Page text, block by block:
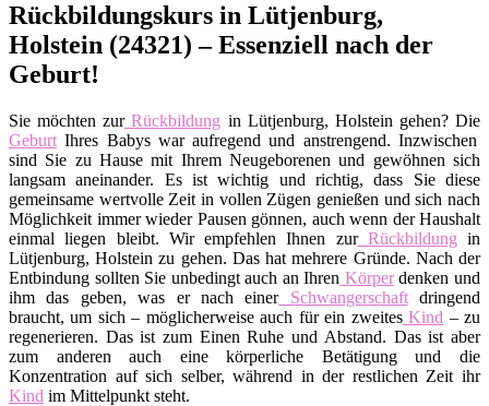
Rückbildungskurs in Lütjenburg,
Holstein (24321) – Essenziell nach der
Geburt!
Sie möchten zurRückbildung in Lütjenburg, Holstein gehen? Die
Geburt Ihres Babys war aufregend und anstrengend. Inzwischen
sind Sie zu Hause mit Ihrem Neugeborenen und gewöhnen sich
langsam aneinander. Es ist wichtig und richtig, dass Sie diese
gemeinsame wertvolle Zeit in vollen Zügen genießen und sich nach
Möglichkeit immer wieder Pausen gönnen, auch wenn der Haushalt
einmal liegen bleibt. Wir empfehlen Ihnen zurRückbildung in
Lütjenburg, Holstein zu gehen. Das hat mehrere Gründe. Nach der
Entbindung sollten Sie unbedingt auch an Ihren Körperdenken und
ihm das geben, was er nach einerSchwangerschaftdringend
braucht, um sich – möglicherweise auch für ein zweitesKind – zu
regenerieren. Das ist zum Einen Ruhe und Abstand. Das ist aber
zum anderen auch eine körperliche Betätigung und die
Konzentration auf sich selber, während in der restlichen Zeit ihr
Kind im Mittelpunkt steht.